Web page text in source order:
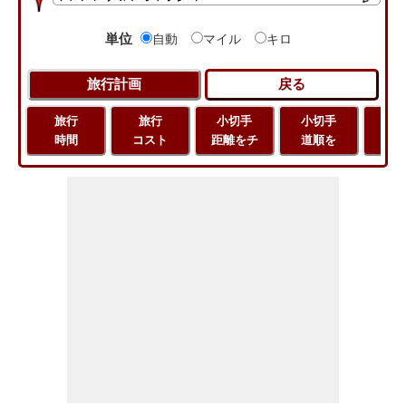
単位 自動 マイル キロ
旅行
時間
旅行
コスト
小切手
距離をチ
小切手
道順を